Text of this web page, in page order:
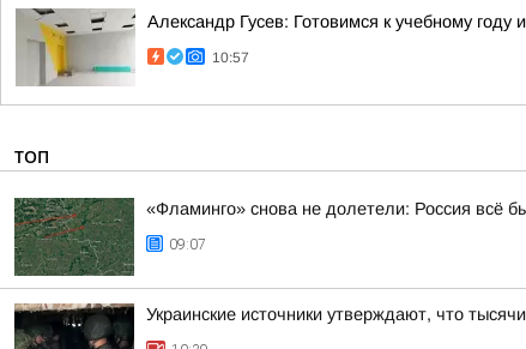
Александр Гусев: Готовимся к учебному
10:57
ТОП
«Фламинго» снова не долетели: Россия всё
09:07
Украинские источники утверждают, что